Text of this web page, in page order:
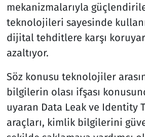
mekanizmalarıyla
teknolojileri sayesinde
dijital tehditlere karşı
azaltıyor.
Söz konusu teknolojiler
bilgilerin olası ifşası
uyaran Data Leak ve Identity
araçları, kimlik bilgilerini